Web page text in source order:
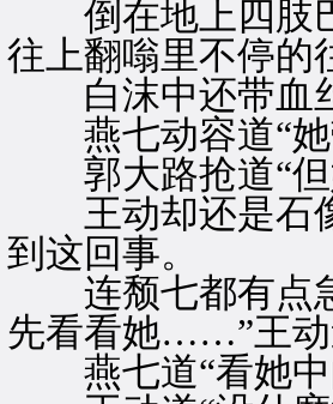
倒在地上四肢巴
往上翻嗡里不停的
白沫中还带血
燕七动容道“她
郭大路抢道“但
王动却还是石像
到这回事。
连颓七都有点急
先看看她……”王动
燕七道“看她中